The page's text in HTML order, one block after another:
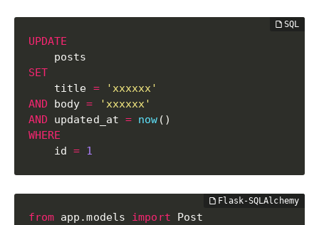
UPDATE
SET
    title
=
'xxxxxx'
AND body =
'xxxxxx'
AND updated_at = now ( )
WHERE
    id
= 1
from app .models import